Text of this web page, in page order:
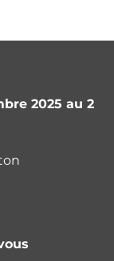
2025 au 2